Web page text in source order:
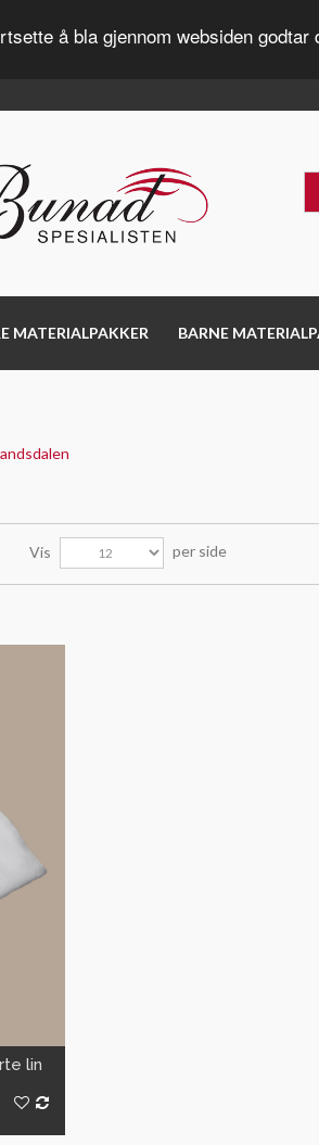
å bla gjennom websiden
MATERIALPAKKER BARNE
Vis per side
lin